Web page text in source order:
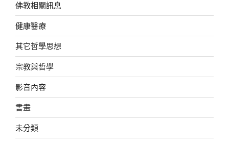
佛教相關訊息
健康醫療
其它哲學思想
宗教與哲學
影音內容
書畫
未分類